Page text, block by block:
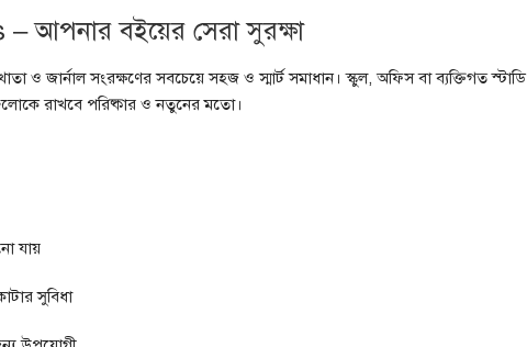
আপনার বইয়ের সেরা সুরক্ষা
ও জার্নাল সংরক্ষণের সবচেয়ে সহজ ও স্মার্ট সমাধান। স্কুল, অফিস বা ব্যক্তিগত স্টাডি
রাখবে পরিষ্কার ও নতুনের মতো।
যায়
সুবিধা